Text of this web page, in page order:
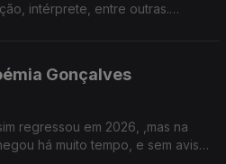
intérprete, entre outras.
Gonçalves
regressou em 2026, ,mas na
há muito tempo, e sem aviso